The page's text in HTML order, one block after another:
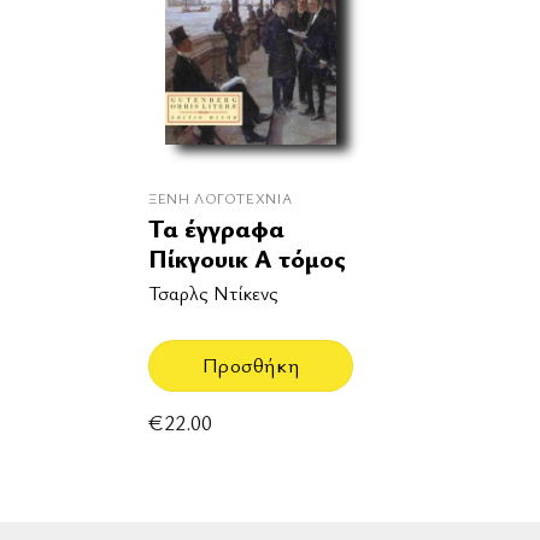
ΞΈΝΗ ΛΟΓΟΤΕΧΝΊΑ
Τα έγγραφα
Πίκγουικ Α τόμος
Τσαρλς Ντίκενς
Προσθήκη
€22.00